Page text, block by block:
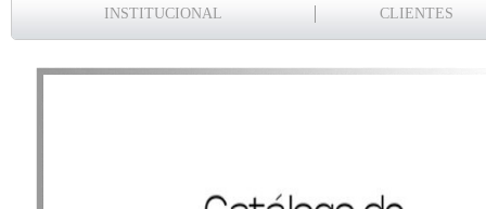
INSTITUCIONAL CLIENTES